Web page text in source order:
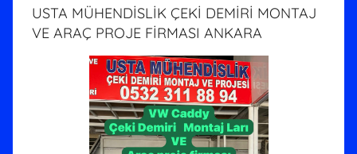
USTA MÜHENDİSLİK ÇEKİ DEMİRİ MONTAJ
VE ARAÇ PROJE FİRMASI ANKARA